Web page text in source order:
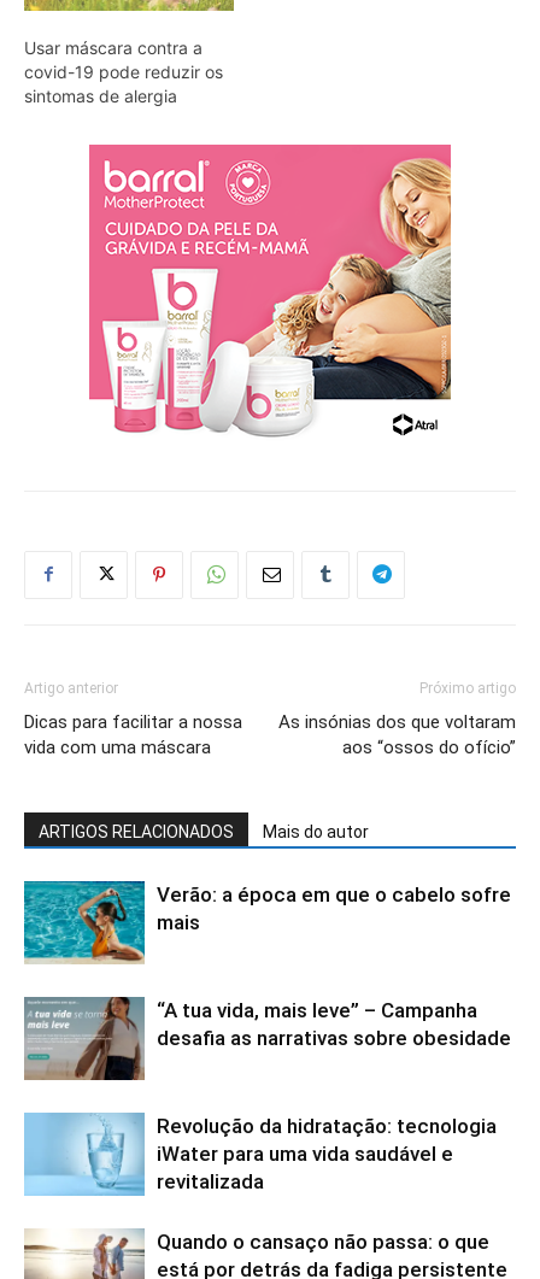
Usar máscara contra a
covid-19 pode reduzir os
sintomas de alergia
Artigo anterior
Dicas para facilitar a nossa
vida com uma máscara
Próximo artigo
As insónias dos que voltaram
aos “ossos do ofício”
ARTIGOS RELACIONADOS Mais do autor
Verão: a época em que o cabelo sofre
mais
“A tua vida, mais leve” – Campanha
desafia as narrativas sobre obesidade
Revolução da hidratação: tecnologia
iWater para uma vida saudável e
revitalizada
Quando o cansaço não passa: o que
está por detrás da fadiga persistente